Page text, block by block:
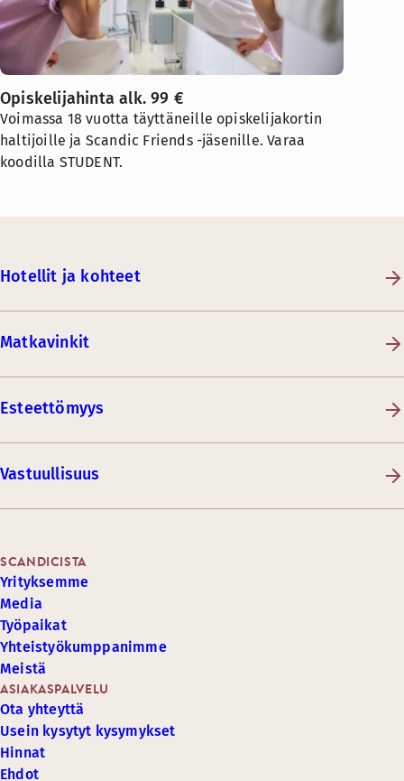
Opiskelijahinta alk. 99 €
Voimassa 18 vuotta täyttäneille opiskelijakortin
haltijoille ja Scandic Friends -jäsenille. Varaa
koodilla STUDENT.
Hotellit ja kohteet
Matkavinkit
Esteettömyys
Vastuullisuus
ASIAKASPALVELU
Ota yhteyttä
Usein kysytyt kysymykset
Hinnat
Ehdot
SCANDICISTA
Yrityksemme
Media
Työpaikat
Yhteistyökumppanimme
Meistä